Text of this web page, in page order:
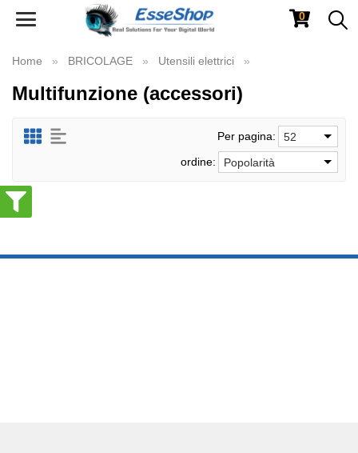
Toggle
0
Home BRICOLAGE Utensili elettrici
Multifunzione (accessori)
Per pagina:
52
ordine:
Popolarità